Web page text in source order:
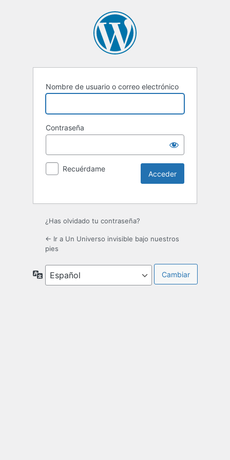
Nombre de usuario o correo electrónico
Contraseña
Recuérdame
¿Has olvidado tu contraseña?
← Ir a Un Universo invisible bajo nuestros
pies
Idioma